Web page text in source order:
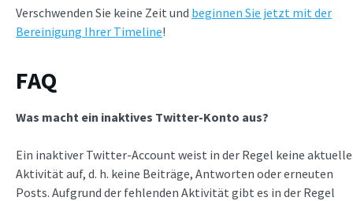
Verschwenden Sie keine Zeit und beginnen Sie jetzt mit der
Bereinigung Ihrer Timeline!
FAQ
Was macht ein inaktives Twitter-Konto aus?
Ein inaktiver Twitter-Account weist in der Regel keine aktuelle
Aktivität auf, d. h. keine Beiträge, Antworten oder erneuten
Posts. Aufgrund der fehlenden Aktivität gibt es in der Regel